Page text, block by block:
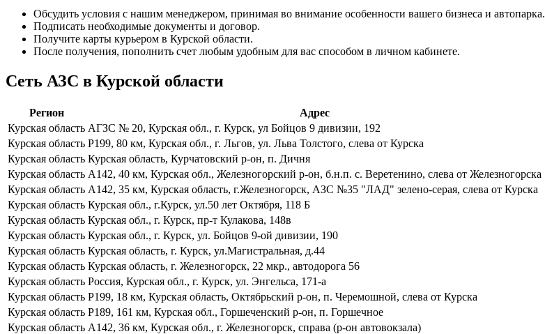
Обсудить условия с нашим менеджером, принимая во внимание особенности вашего бизнеса и автопарка.
Подписать необходимые документы и договор.
Получите карты курьером в Курской области.
После получения, пополнить счет любым удобным для вас способом в личном кабинете.
Сеть АЗС в Курской области
Регион
Адрес
Курская область АГЗС № 20, Курская обл., г. Курск, ул Бойцов 9 дивизии, 192
Курская область Р199, 80 км, Курская обл., г. Льгов, ул. Льва Толстого, слева от Курска
Курская область Курская область, Курчатовский р-он, п. Дичня
Курская область А142, 40 км, Курская обл., Железногорский р-он, б.н.п. с. Веретенино, слева от Железногорска
Курская область А142, 35 км, Курская область, г.Железногорск, АЗС №35 "ЛАД" зелено-серая, слева от Курска
Курская область Курская обл., г.Курск, ул.50 лет Октября, 118 Б
Курская область Курская обл., г. Курск, пр-т Кулакова, 148в
Курская область Курская обл., г. Курск, ул. Бойцов 9-ой дивизии, 190
Курская область Курская область, г. Курск, ул.Магистральная, д.44
Курская область Курская область, г. Железногорск, 22 мкр., автодорога 56
Курская область Россия, Курская обл., г. Курск, ул. Энгельса, 171-а
Курская область Р199, 18 км, Курская область, Октябрьский р-он, п. Черемошной, слева от Курска
Курская область Р189, 161 км, Курская обл., Горшеченский р-он, п. Горшечное
Курская область А142, 36 км, Курская обл., г. Железногорск, справа (р-он автовокзала)